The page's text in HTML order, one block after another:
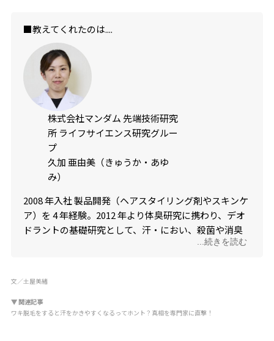
■教えてくれたのは....
株式会社マンダム 先端技術研究
所 ライフサイエンス研究グルー
プ
久加 亜由美（きゅうか・あゆ
み）
2008 年入社 製品開発（ヘアスタイリング剤やスキンケ
ア）を 4 年経験。2012 年より体臭研究に携わり、デオ
ドラントの基礎研究として、汗・におい、殺菌や消臭
などについて研究を進めている。臭気判定士資格を
汗をリアルタイムで測定できる評価系を確立したこと
で、制汗研究を拡張させた。
■マンダム
...続きを読む
文／土屋美緒
▼ 関連記事
ワキ脱毛をすると汗をかきやすくなるってホント？真相を専門家に直撃！